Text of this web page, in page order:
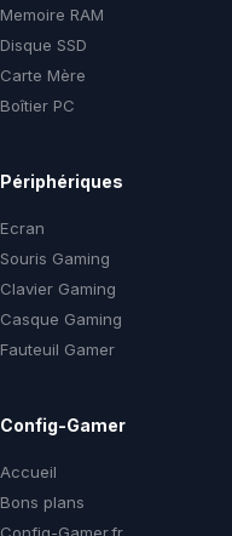
Memoire RAM
Disque SSD
Carte Mère
Boîtier PC
Périphériques
Ecran
Souris Gaming
Clavier Gaming
Casque Gaming
Fauteuil Gamer
Config-Gamer
Accueil
Bons plans